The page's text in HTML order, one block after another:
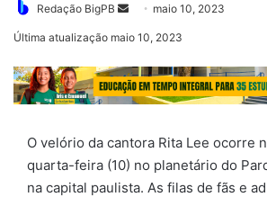
Redação BigPB
d
e
m
e
-
maio 10, 2023
Última atualização maio 10, 2023
O velório da cantora Rita Lee ocorre
quarta-feira (10) no planetário do
na capital paulista. As filas de fãs e